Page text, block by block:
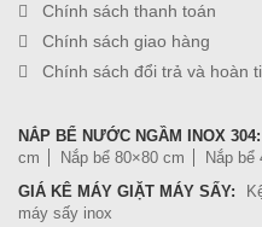
Chính sách thanh toán
Chính sách giao hàng
Chính sách đổi trả và hoàn
NẮP BỂ NƯỚC NGẦM INOX 304:
cm
Nắp bể 80×80 cm Nắp bể
GIÁ KÊ MÁY GIẶT MÁY SẤY:
máy sấy inox